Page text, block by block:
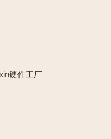
硬件工厂